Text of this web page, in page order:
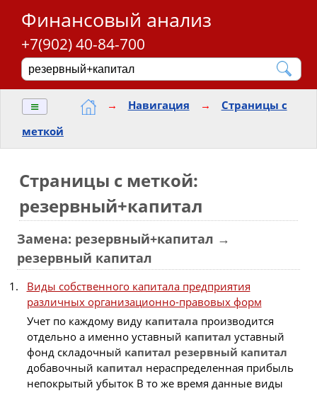
Финансовый анализ
+7(902) 40-84-700
≡ → Навигация →
Страницы с
меткой
Страницы с меткой:
резервный+капитал
Замена: резервный+капитал →
резервный капитал
Виды собственного капитала предприятия
различных организационно-правовых форм
Учет по каждому виду капитала производится
отдельно а именно уставный капитал уставный
фонд складочный капитал резервный капитал
добавочный капитал нераспределенная прибыль
непокрытый убыток В то же время данные виды